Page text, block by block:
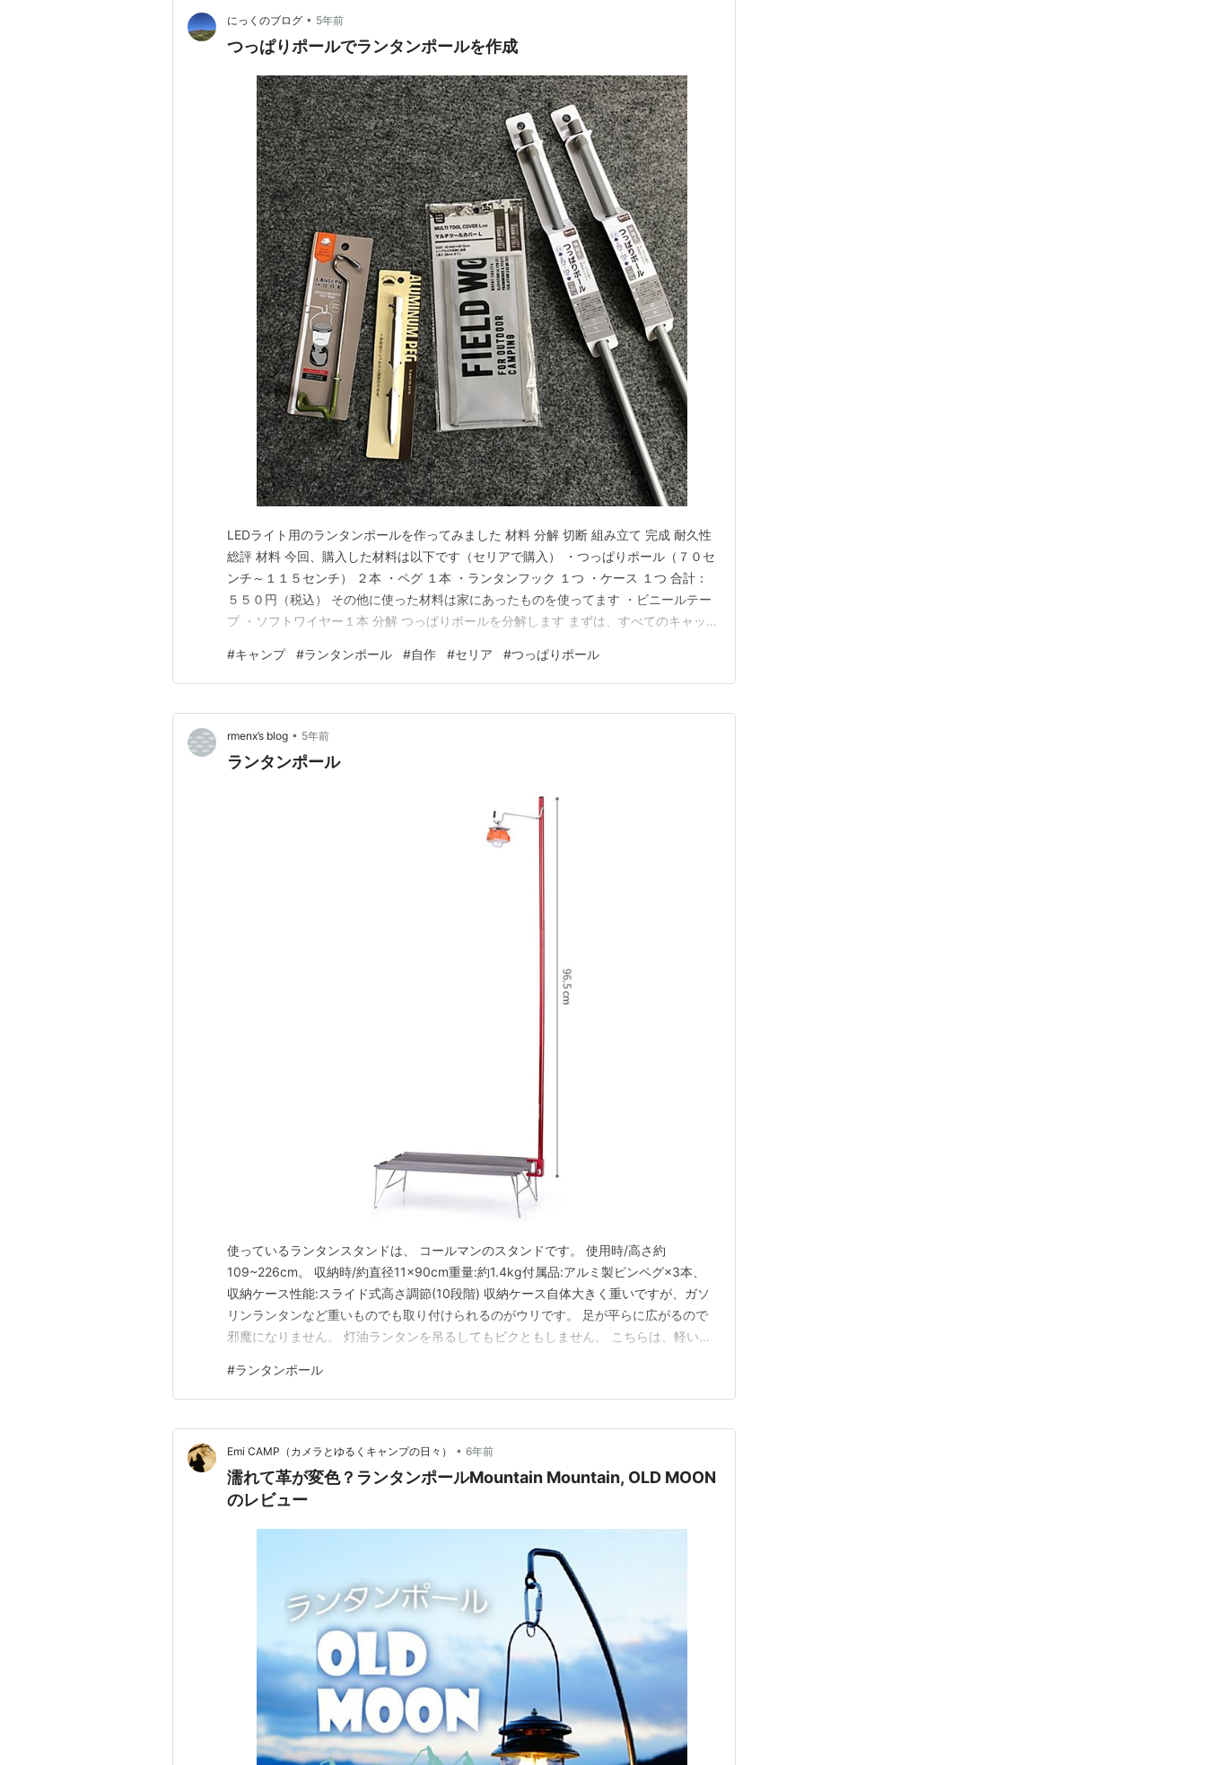
にっくのブログ • 5年前
つっぱりポールでランタンポールを作成
LEDライト用のランタンポールを作ってみました 材料 分解 切断 組み立て 完成 耐久性
総評 材料 今回、購入した材料は以下です（セリアで購入） ・つっぱりポール（７０セ
ンチ～１１５センチ） ２本 ・ペグ １本 ・ランタンフック １つ ・ケース １つ 合計：
５５０円（税込） その他に使った材料は家にあったものを使ってます ・ビニールテー
プ ・ソフトワイヤー１本 分解 つっぱりポールを分解します まずは、すべてのキャッ
固定しているみたいなので、回しならが引っ張ってみたら外れました つっぱりポール
の中はこんな風にな…
#キャンプ #ランタンポール #自作 #セリア #つっぱりポール
rmenx’s blog • 5年前
ランタンポール
使っているランタンスタンドは、 コールマンのスタンドです。 使用時/高さ約
109~226cm。 収納時/約直径11×90cm重量:約1.4kg付属品:アルミ製ピンペグ×3本、
収納ケース性能:スライド式高さ調節(10段階) 収納ケース自体大きく重いですが、ガソ
リンランタンなど重いものでも取り付けられるのがウリです。 足が平らに広がるので
邪魔になりません。 灯油ランタンを吊るしてもビクともしません。 こちらは、軽いア
ール コンパクト ランタンスタンド 折りたたみ式 ランタンハンガー ランタンフック付
き 約…
#ランタンポール
Emi CAMP（カメラとゆるくキャンプの日々） • 6年前
濡れて革が変色？ランタンポールMountain Mountain, OLD MOON
のレビュー